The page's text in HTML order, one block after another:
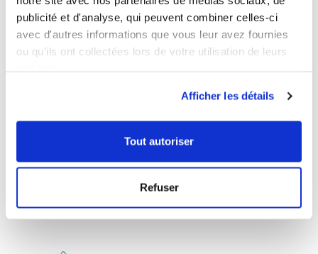
publicité et d'analyse, qui peuvent combiner celles-ci
avec d'autres informations que vous leur avez fournies
ou qu'ils ont collectées lors de votre utilisation de leurs
Afficher les détails
Tout autoriser
Refuser
Vigne japonaise
Boîte pour 1 mois
Période hivernale
Boîte pour 1 mois
Ajouter au panier